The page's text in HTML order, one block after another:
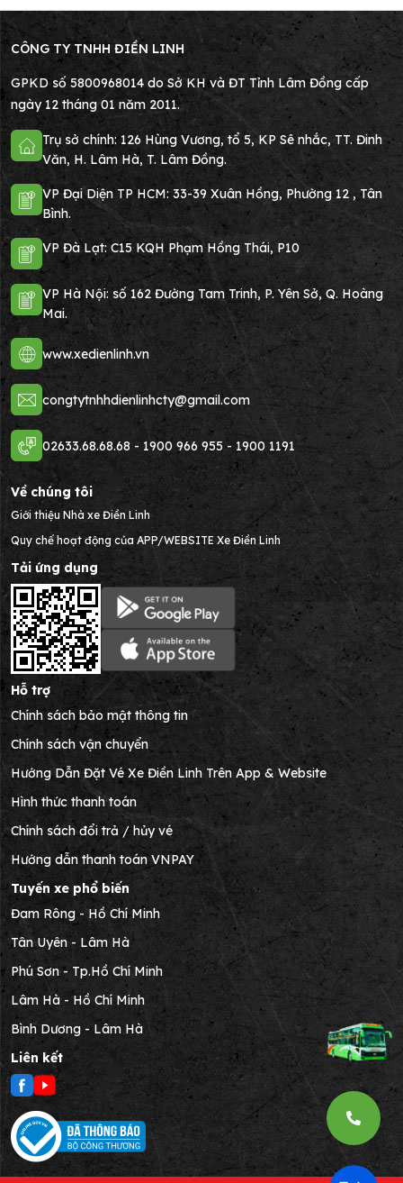
CÔNG TY TNHH ĐIỀN LINH
GPKD số 5800968014 do Sở KH và ĐT Tỉnh Lâm Đồng cấp
ngày 12 tháng 01 năm 2011.
Trụ sở chính: 126 Hùng Vương, tổ 5, KP Sê nhắc, TT. Đinh
Văn, H. Lâm Hà, T. Lâm Đồng.
VP Đại Diện TP HCM: 33-39 Xuân Hồng, Phường 12 , Tân
Bình.
VP Đà Lạt: C15 KQH Phạm Hồng Thái, P10
VP Hà Nội: số 162 Đường Tam Trinh, P. Yên Sở, Q. Hoàng
Mai.
www.xedienlinh.vn
congtytnhhdienlinhcty@gmail.com
02633.68.68.68 - 1900 966 955 - 1900 1191
Về chúng tôi
Giới thiệu Nhà xe Điền Linh
Quy chế hoạt động của APP/WEBSITE Xe Điền Linh
Tải ứng dụng
Hỗ trợ
Chính sách bảo mật thông tin
Chính sách vận chuyển
Hướng Dẫn Đặt Vé Xe Điền Linh Trên App & Website
Hình thức thanh toán
Chính sách đổi trả / hủy vé
Hướng dẫn thanh toán VNPAY
Tuyến xe phổ biến
Đam Rông - Hồ Chí Minh
Tân Uyên - Lâm Hà
Phú Sơn - Tp.Hồ Chí Minh
Lâm Hà - Hồ Chí Minh
Bình Dương - Lâm Hà
Liên kết